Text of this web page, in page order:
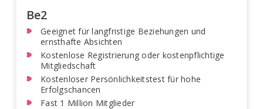
Be2
Geeignet für langfristige Beziehungen und
ernsthafte Absichten
Kostenlose Registrierung oder kostenpflichtige
Mitgliedschaft
Kostenloser Persönlichkeitstest für hohe
Erfolgschancen
Fast 1 Million Mitglieder